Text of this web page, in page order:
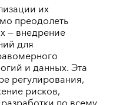
их
преодолеть
— внедрение
для
и данных. Эта
регулирования,
рисков,